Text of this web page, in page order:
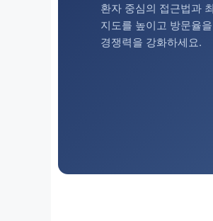
환자 중심의 접근법과
지도를 높이고 방문율
경쟁력을 강화하세요.